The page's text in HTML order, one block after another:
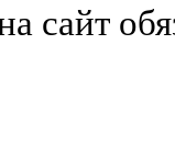
сайт